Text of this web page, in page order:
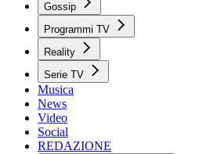
Gossip
Programmi TV
Reality
Serie TV
Musica
News
Video
Social
REDAZIONE